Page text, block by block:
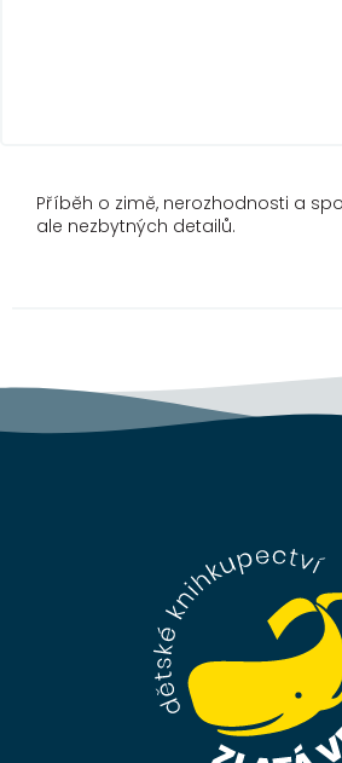
Příběh o zimě, nerozhodnosti a
ale nezbytných detailů.